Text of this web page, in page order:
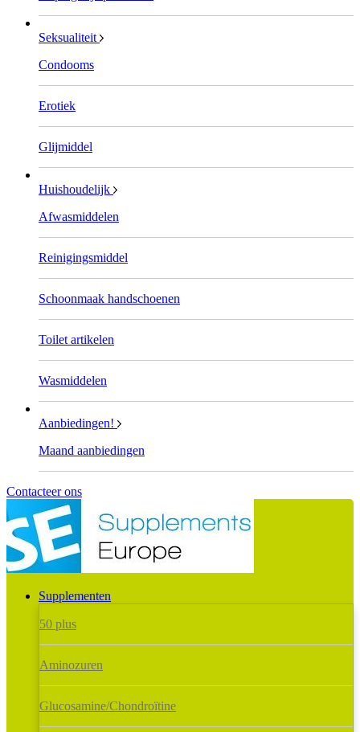
Seksualiteit
Condooms
Erotiek
Glijmiddel
Huishoudelijk
Afwasmiddelen
Reinigingsmiddel
Schoonmaak handschoenen
Toilet artikelen
Wasmiddelen
Aanbiedingen!
Maand aanbiedingen
Contacteer ons
Supplementen
50 plus
Aminozuren
Glucosamine/Chondroïtine